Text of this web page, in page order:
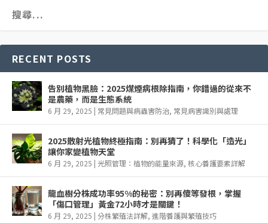
RECENT POSTS
告別植物黑臉：2025煤煙病根除指南，你錯過的從來不
是農藥，而是生態系統
6 月 29, 2025 | 常見問題與病蟲害防治, 常見病害識別與處理
2025散射光植物終極指南：別再猜了！科學化「造光」
讓你家變植物天堂
6 月 29, 2025 | 光照管理：植物的能量來源, 核心養護要素詳解
龍血樹分株成功率95%的秘密：別再傻等發根，掌握
「傷口管理」黃金72小時才是關鍵！
6 月 29, 2025 | 分株繁殖法詳解, 進階養護與繁殖技巧